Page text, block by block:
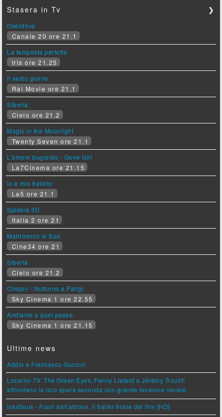
Stasera in Tv ❯
Overdrive
Canale 20 ore 21.1
La tempesta perfetta
Iris ore 21.25
Il sesto giorno
Rai Movie ore 21.1
Siberia
Cielo ore 21.2
Magic in the Moonlight
Twenty Seven ore 21.1
L'amore bugiardo - Gone Girl
La7Cinema ore 21.15
Io e mio fratello
La5 ore 21.1
Spiders 3D
Italia 2 ore 21
Matrimonio al Sud
Cine34 ore 21
Siberia
Cielo ore 21.2
Chopin - Notturno a Parigi
Sky Cinema 1 ore 22.55
Andiamo a quel paese
Sky Cinema 1 ore 21.15
Ultime news
Addio a Francesco Guccini
Locarno 79: The Green Eyes, Fanny Liatard e Jérémy Trouilh
affrontano la loro opera seconda con grande tensione morale
Insidious - Fuori dall'altrove, il trailer finale del film [HD]